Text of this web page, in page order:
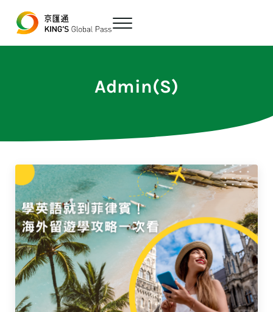
京匯通 官方網站
Menu
Admin(S)